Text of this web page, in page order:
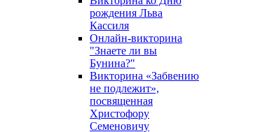
рождения Льва
Кассиля
Онлайн-викторина
"Знаете ли вы
Бунина?"
Викторина «Забвению
не подлежит»,
посвященная
Христофору
Семеновичу